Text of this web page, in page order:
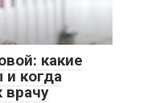
какие
когда
врачу